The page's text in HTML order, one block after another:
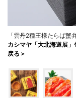
「雲丹2種王様たらば
カシマヤ「大北海道展
戻る＞